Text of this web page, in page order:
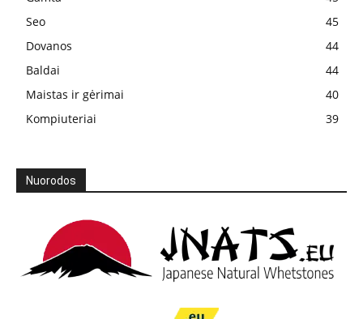
Seo
45
Dovanos
44
Baldai
44
Maistas ir gėrimai
40
Kompiuteriai
39
Nuorodos